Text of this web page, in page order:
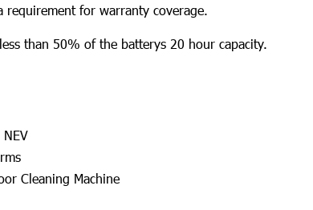
requirement for warranty coverage.
than 50% of the batterys 20 hour capacity.
Cleaning Machine